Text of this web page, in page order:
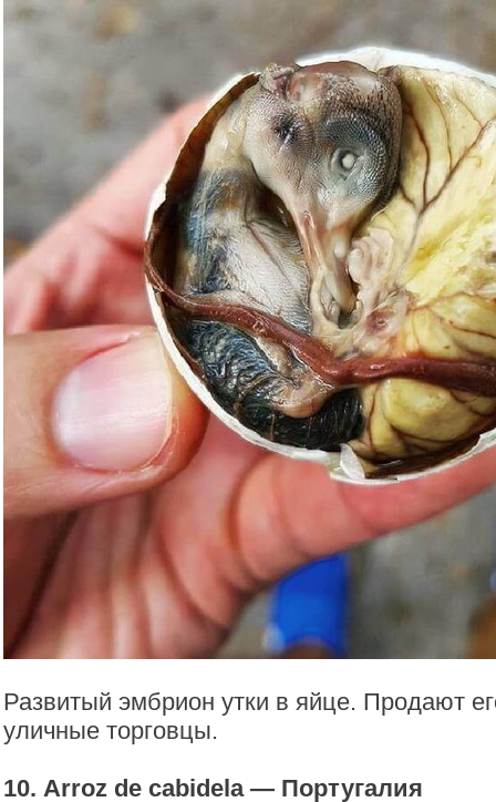
Развитый эмбрион утки в яйце. Продают
уличные торговцы.
10. Arroz de cabidela — Португалия